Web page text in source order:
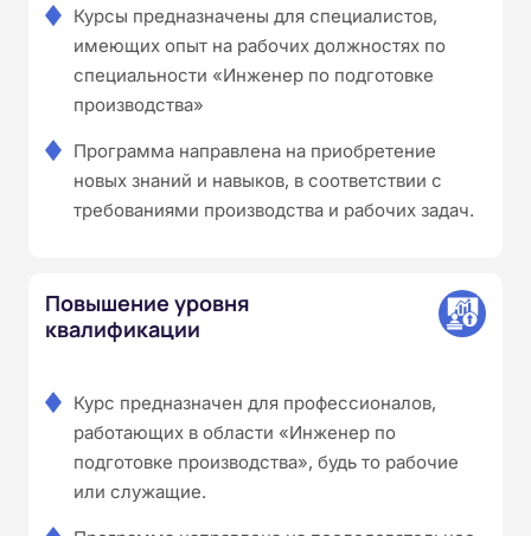
Курсы предназначены для специалистов,
имеющих опыт на рабочих должностях по
специальности «Инженер по подготовке
производства»
Программа направлена на приобретение
новых знаний и навыков, в соответствии с
требованиями производства и рабочих задач.
Повышение уровня
квалификации
Курс предназначен для профессионалов,
работающих в области «Инженер по
подготовке производства», будь то рабочие
или служащие.